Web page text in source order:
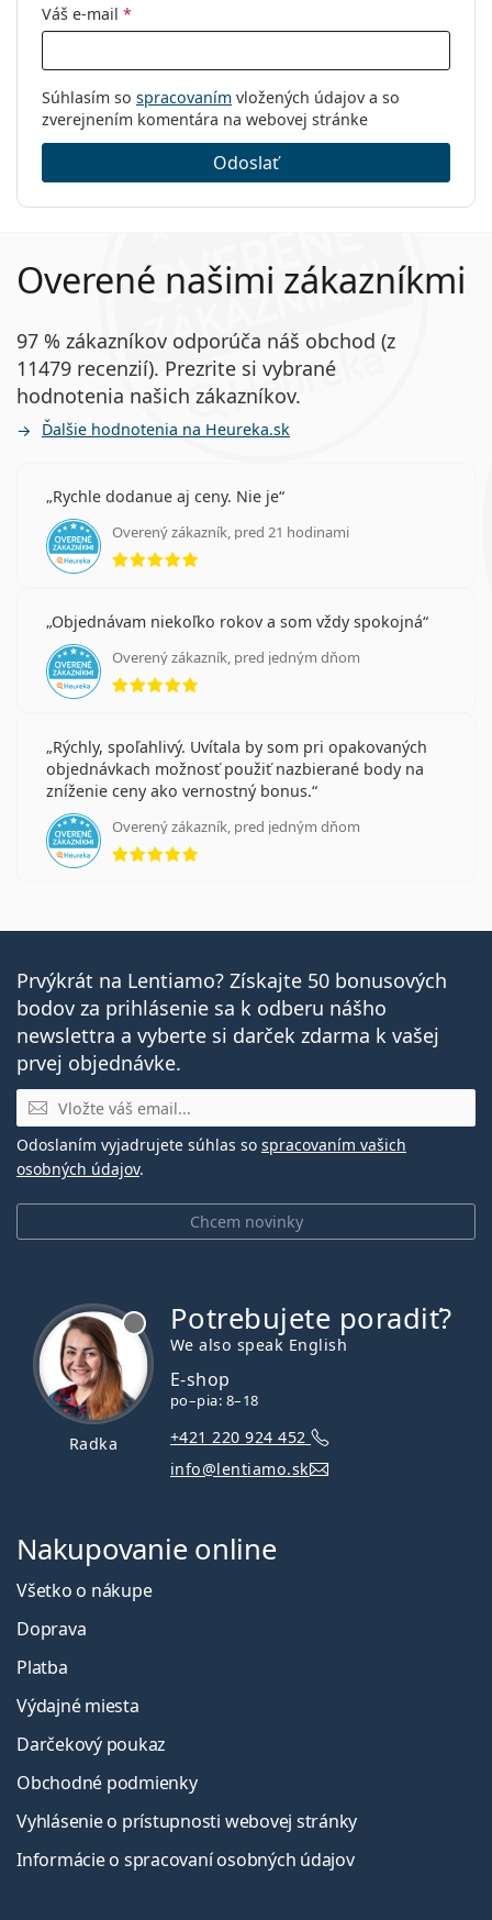
Váš e-mail *
Súhlasím so spracovaním vložených údajov a so
zverejnením komentára na webovej stránke
Odoslať
Overené našimi zákazníkmi
97 % zákazníkov odporúča náš obchod (z
11479 recenzií). Prezrite si vybrané
hodnotenia našich zákazníkov.
Ďalšie hodnotenia na Heureka.sk
Rychle dodanue aj ceny. Nie je
Overený zákazník, pred 21 hodinami
hodnotenie 5 z 5
Objednávam niekoľko rokov a som vždy spokojná
Overený zákazník, pred jedným dňom
hodnotenie 5 z 5
Rýchly, spoľahlivý. Uvítala by som pri opakovaných
objednávkach možnosť použiť nazbierané body na
zníženie ceny ako vernostný bonus.
Overený zákazník, pred jedným dňom
hodnotenie 5 z 5
Prvýkrát na Lentiamo? Získajte 50 bonusových
bodov za prihlásenie sa k odberu nášho
newslettra a vyberte si darček zdarma k vašej
prvej objednávke.
E-mail
Chcem novinky
Odoslaním vyjadrujete súhlas so spracovaním vašich
osobných údajov.
Radka
Potrebujete poradiť?
We also speak English
E-shop
po–pia: 8–18
+421 220 924 452
info@lentiamo.sk
Nakupovanie online
Všetko o nákupe
Doprava
Platba
Výdajné miesta
Darčekový poukaz
Obchodné podmienky
Vyhlásenie o prístupnosti webovej stránky
Informácie o spracovaní osobných údajov